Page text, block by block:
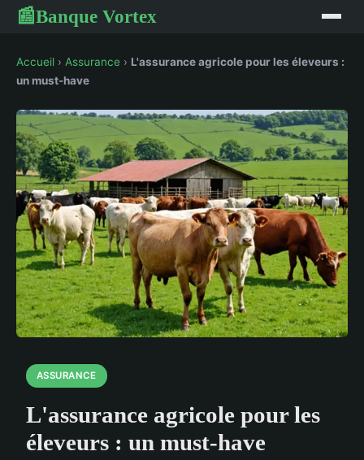
📰Banque Vortex
Accueil › Assurance › L'assurance agricole pour les éleveurs :
un must-have
ASSURANCE
L'assurance agricole pour les
éleveurs : un must-have